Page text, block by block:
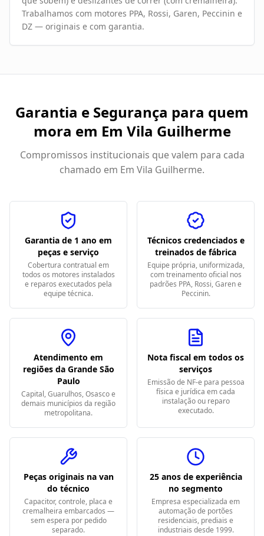
Trabalhamos com motores PPA, Rossi, Garen, Peccinin e
DZ — originais e com garantia.
Garantia e Segurança para quem
mora em Em Vila Guilherme
Compromissos institucionais que valem para cada
chamado em Em Vila Guilherme.
Garantia de 1 ano em
peças e serviço
Cobertura contratual em
todos os motores instalados
e reparos executados pela
equipe técnica.
Técnicos credenciados e
treinados de fábrica
Equipe própria, uniformizada,
com treinamento oficial nos
padrões PPA, Rossi, Garen e
Peccinin.
Atendimento em
regiões da Grande São
Paulo
Capital, Guarulhos, Osasco e
demais municípios da região
metropolitana.
Nota fiscal em todos os
serviços
Emissão de NF-e para pessoa
física e jurídica em cada
instalação ou reparo
executado.
Peças originais na van
do técnico
Capacitor, controle, placa e
cremalheira embarcados —
sem espera por pedido
separado.
25 anos de experiência
no segmento
Empresa especializada em
automação de portões
residenciais, prediais e
industriais desde 1999.